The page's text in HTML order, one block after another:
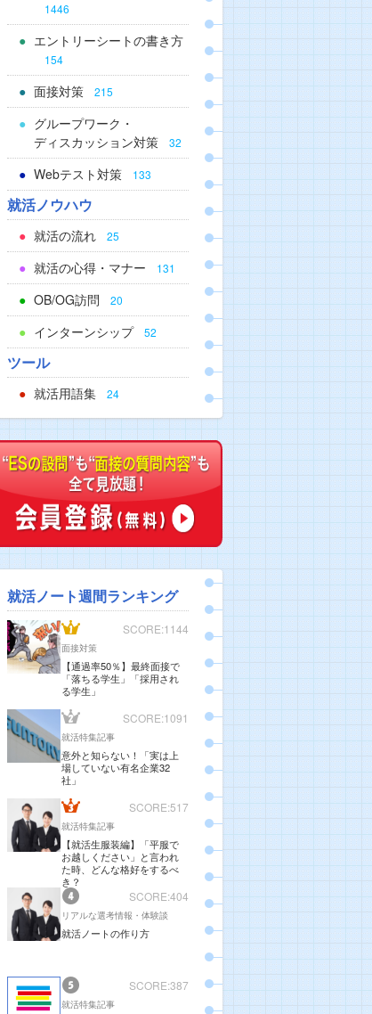
1446
エントリーシートの書き方
154
面接対策 215
グループワーク・
ディスカッション対策
32
Webテスト対策 133
就活ノウハウ
就活の流れ 25
就活の心得・マナー 131
OB/OG訪問 20
インターンシップ 52
ツール
就活用語集 24
就活ノート週間ランキング
SCORE:1144
面接対策
【通過率50％】最終面接で
「落ちる学生」「採用され
る学生」
SCORE:1091
就活特集記事
意外と知らない！「実は上
場していない有名企業32
社」
SCORE:517
就活特集記事
【就活生服装編】「平服で
お越しください」と言われ
た時、どんな格好をするべ
き？
SCORE:404
リアルな選考情報・体験談
就活ノートの作り方
SCORE:387
就活特集記事